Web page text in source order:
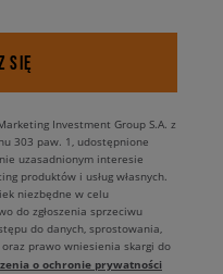
SIĘ
Investment Group S.A. z
303 paw. 1, udostępnione
uzasadnionym interesie
produktów i usług własnych.
niezbędne w celu
do zgłoszenia sprzeciwu
do danych, sprostowania,
prawo wniesienia skargi do
o ochronie prywatności